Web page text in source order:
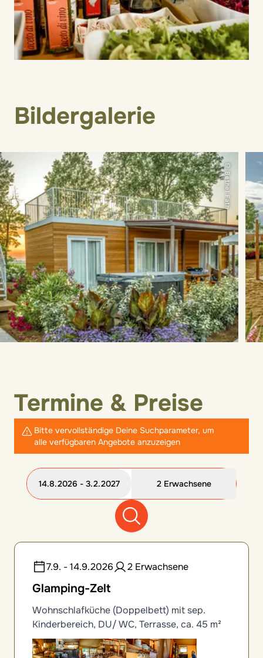
Bildergalerie
© Bethel Fath
Termine & Preise
Bitte vervollständige Deine Suchparameter, um
alle verfügbaren Angebote anzuzeigen
14.8.2026 - 3.2.2027 2 Erwachsene
12 Zimmeroptionen gefunden
7.9. - 14.9.2026
2 Erwachsene
Glamping-Zelt
Wohnschlafküche (Doppelbett) mit sep.
Kinderbereich, DU/ WC, Terrasse, ca. 45 m²